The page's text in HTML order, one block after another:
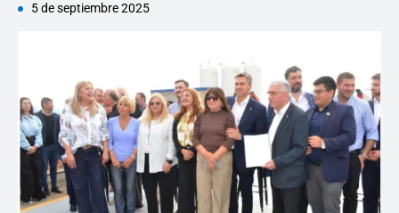
5 de septiembre 2025